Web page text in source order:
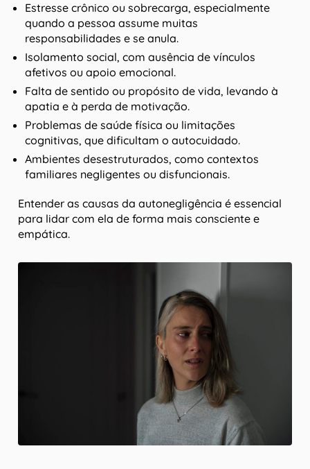
Estresse crônico ou sobrecarga, especialmente
quando a pessoa assume muitas
responsabilidades e se anula.
Isolamento social, com ausência de vínculos
afetivos ou apoio emocional.
Falta de sentido ou propósito de vida, levando à
apatia e à perda de motivação.
Problemas de saúde física ou limitações
cognitivas, que dificultam o autocuidado.
Ambientes desestruturados, como contextos
familiares negligentes ou disfuncionais.
Entender as causas da autonegligência é essencial
para lidar com ela de forma mais consciente e
empática.